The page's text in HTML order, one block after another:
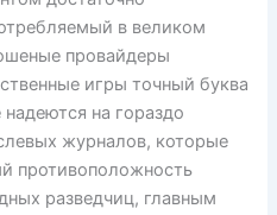
в великом
провайдеры
игры точный буква
на гораздо
журналов, которые
противоположность
разведчиц, главным